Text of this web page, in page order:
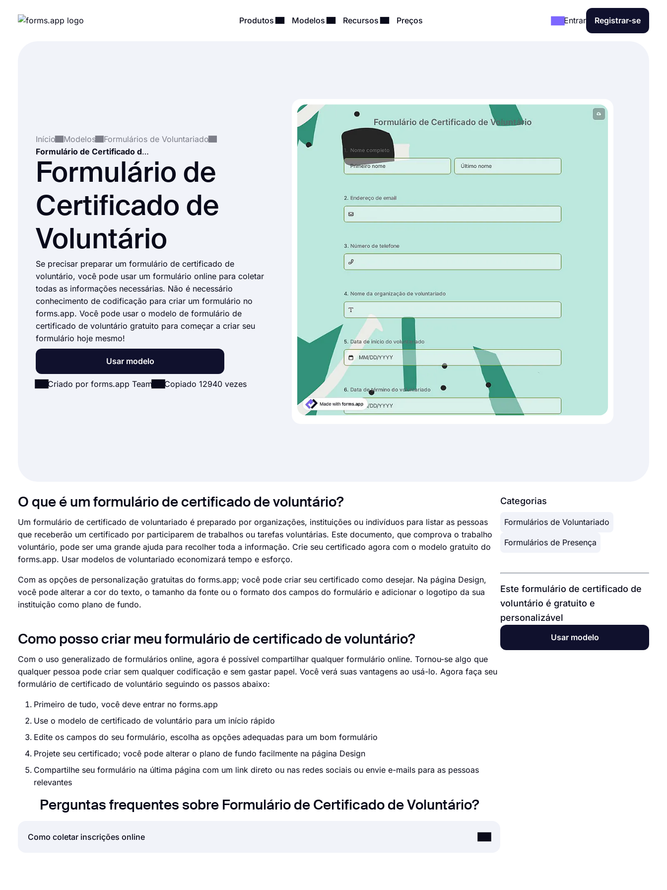
Produtos Modelos Recursos Preços Entrar Registrar-se
Início Modelos
Formulários de Voluntariado
Formulário de Certificado de Voluntário
Formulário de
Certificado de
Voluntário
Se precisar preparar um formulário de certificado de
voluntário, você pode usar um formulário online para coletar
todas as informações necessárias. Não é necessário
conhecimento de codificação para criar um formulário no
forms.app. Você pode usar o modelo de formulário de
certificado de voluntário gratuito para começar a criar seu
formulário hoje mesmo!
Usar modelo
Criado por forms.app Team Copiado 12940 vezes
O que é um formulário de certificado de voluntário?
Um formulário de certificado de voluntariado é preparado por organizações, instituições ou indivíduos para listar as pessoas
que receberão um certificado por participarem de trabalhos ou tarefas voluntárias. Este documento, que comprova o trabalho
voluntário, pode ser uma grande ajuda para recolher toda a informação. Crie seu certificado agora com o modelo gratuito do
forms.app. Usar modelos de voluntariado economizará tempo e esforço.
Com as opções de personalização gratuitas do forms.app; você pode criar seu certificado como desejar. Na página Design,
você pode alterar a cor do texto, o tamanho da fonte ou o formato dos campos do formulário e adicionar o logotipo da sua
instituição como plano de fundo.
Como posso criar meu formulário de certificado de voluntário?
Com o uso generalizado de formulários online, agora é possível compartilhar qualquer formulário online. Tornou-se algo que
qualquer pessoa pode criar sem qualquer codificação e sem gastar papel. Você verá suas vantagens ao usá-lo. Agora faça seu
formulário de certificado de voluntário seguindo os passos abaixo:
Primeiro de tudo, você deve entrar no forms.app
Use o modelo de certificado de voluntário para um início rápido
Edite os campos do seu formulário, escolha as opções adequadas para um bom formulário
Projete seu certificado; você pode alterar o plano de fundo facilmente na página Design
Compartilhe seu formulário na última página com um link direto ou nas redes sociais ou envie e-mails para as pessoas
relevantes
Perguntas frequentes sobre Formulário de Certificado de Voluntário?
Como coletar inscrições online
Categorias
Formulários de Voluntariado
Formulários de Presença
Este formulário de certificado de
voluntário é gratuito e
personalizável
Usar modelo